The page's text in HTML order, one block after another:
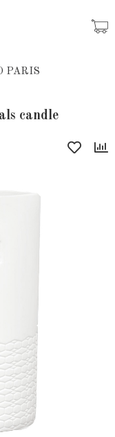
PARIS
candle